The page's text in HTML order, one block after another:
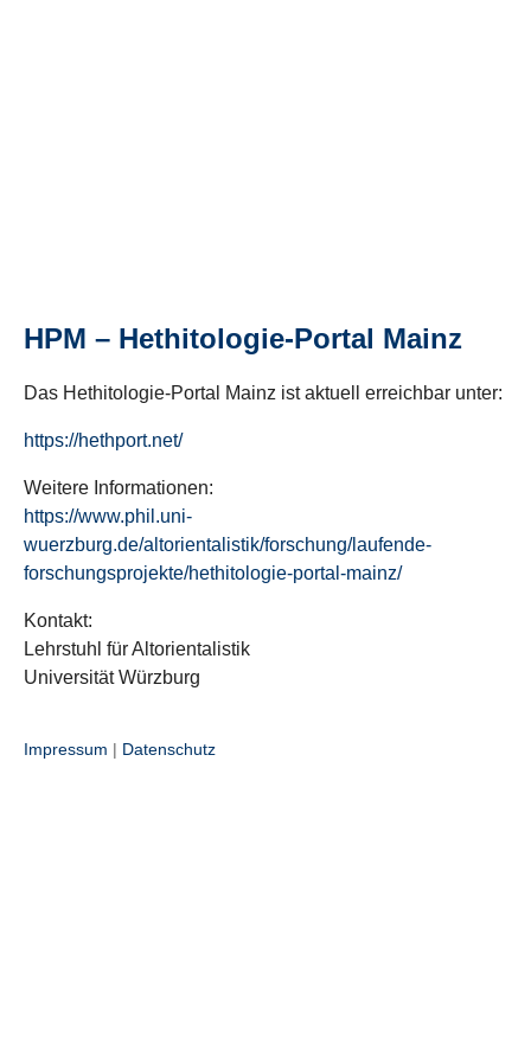
HPM – Hethitologie-Portal Mainz
Das Hethitologie-Portal Mainz ist aktuell erreichbar unter:
https://hethport.net/
Weitere Informationen:
https://www.phil.uni-
wuerzburg.de/altorientalistik/forschung/laufende-
forschungsprojekte/hethitologie-portal-mainz/
Kontakt:
Lehrstuhl für Altorientalistik
Universität Würzburg
Impressum | Datenschutz